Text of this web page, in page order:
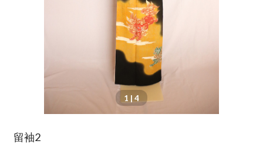
1 | 4
留袖2